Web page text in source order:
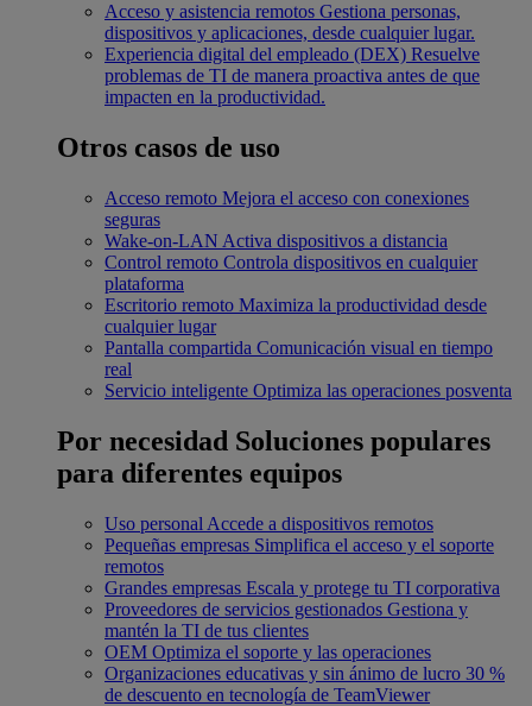
Acceso y asistencia remotos Gestiona personas,
dispositivos y aplicaciones, desde cualquier lugar.
Experiencia digital del empleado (DEX) Resuelve
problemas de TI de manera proactiva antes de que
impacten en la productividad.
Otros casos de uso
Acceso remoto Mejora el acceso con conexiones
seguras
Wake-on-LAN Activa dispositivos a distancia
Control remoto Controla dispositivos en cualquier
plataforma
Escritorio remoto Maximiza la productividad desde
cualquier lugar
Pantalla compartida Comunicación visual en tiempo
real
Servicio inteligente Optimiza las operaciones posventa
Por necesidad Soluciones populares
para diferentes equipos
Uso personal Accede a dispositivos remotos
Pequeñas empresas Simplifica el acceso y el soporte
remotos
Grandes empresas Escala y protege tu TI corporativa
Proveedores de servicios gestionados Gestiona y
mantén la TI de tus clientes
OEM Optimiza el soporte y las operaciones
Organizaciones educativas y sin ánimo de lucro 30 %
de descuento en tecnología de TeamViewer